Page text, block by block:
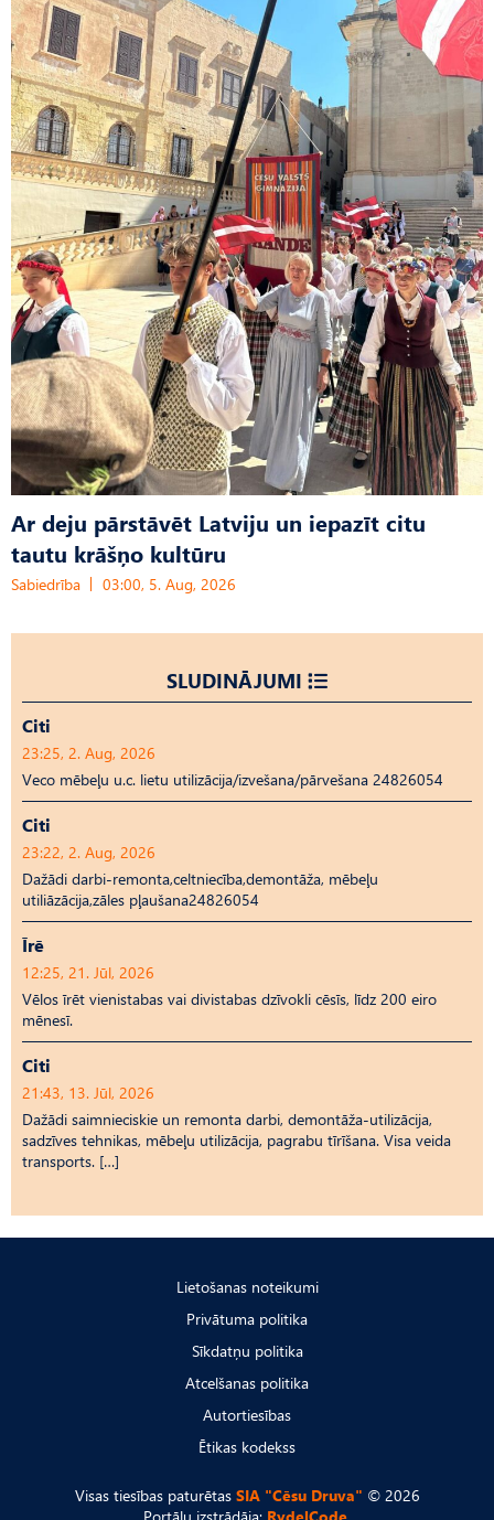
Ar deju pārstāvēt Latviju un iepazīt citu
tautu krāšņo kultūru
Sabiedrība 03:00, 5. Aug, 2026
SLUDINĀJUMI
Citi
23:25, 2. Aug, 2026
Veco mēbeļu u.c. lietu utilizācija/izvešana/pārvešana 24826054
Citi
23:22, 2. Aug, 2026
Dažādi darbi-remonta,celtniecība,demontāža, mēbeļu
utiliāzācija,zāles pļaušana24826054
Īrē
12:25, 21. Jūl, 2026
Vēlos īrēt vienistabas vai divistabas dzīvokli cēsīs, līdz 200 eiro
mēnesī.
Citi
21:43, 13. Jūl, 2026
Dažādi saimnieciskie un remonta darbi, demontāža-utilizācija,
sadzīves tehnikas, mēbeļu utilizācija, pagrabu tīrīšana. Visa veida
transports. […]
Lietošanas noteikumi
Privātuma politika
Sīkdatņu politika
Atcelšanas politika
Autortiesības
Ētikas kodekss
Visas tiesības paturētas SIA "Cēsu Druva" © 2026